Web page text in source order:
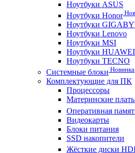
Ноутбуки ASUS
Ноутбуки Honor
Ноутбуки
Ноутбуки Lenovo
Ноутбуки MSI
Ноутбуки HUAWEI
Ноутбуки TECNO
Системные блоки Новинка
Комплектующие для ПК
Процессоры
Материнские
Оперативная
Видеокарты
Блоки питания
SSD накопители
Жёсткие диски